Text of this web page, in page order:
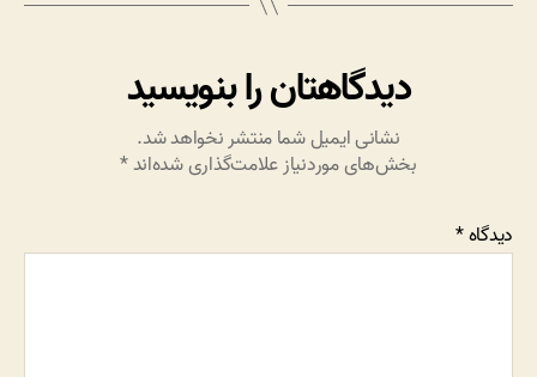
دیدگاهتان را بنویسید
نشانی ایمیل شما منتشر نخواهد شد.
بخش‌های موردنیاز علامت‌گذاری شده‌اند*
دیدگاه*